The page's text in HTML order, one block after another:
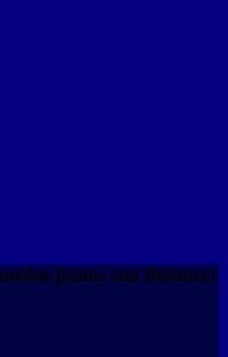
juntos con Binance!